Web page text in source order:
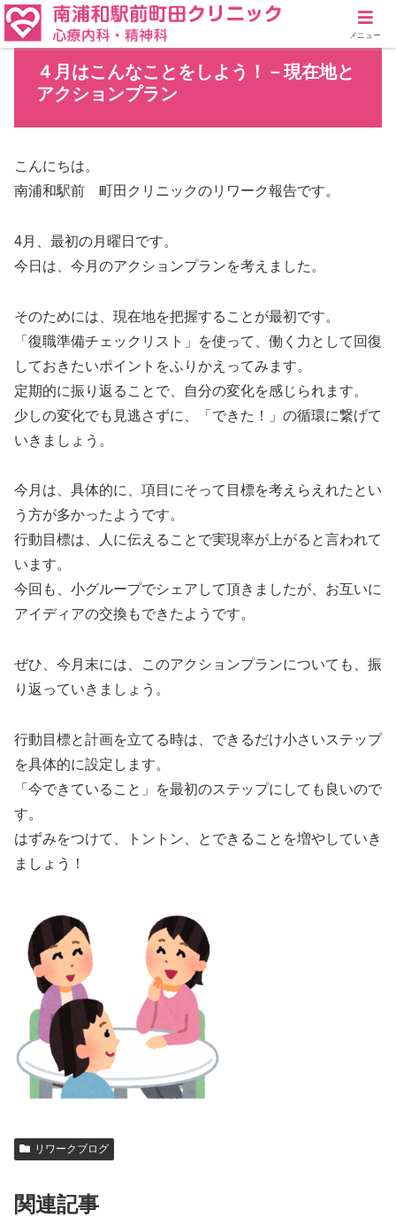
４月はこんなことをしよう！－現在地と
アクションプラン
こんにちは。
南浦和駅前 町田クリニックのリワーク報告です。
4月、最初の月曜日です。
今日は、今月のアクションプランを考えました。
そのためには、現在地を把握することが最初です。
「復職準備チェックリスト」を使って、働く力として回復
しておきたいポイントをふりかえってみます。
定期的に振り返ることで、自分の変化を感じられます。
少しの変化でも見逃さずに、「できた！」の循環に繋げて
いきましょう。
今月は、具体的に、項目にそって目標を考えらえれたとい
う方が多かったようです。
行動目標は、人に伝えることで実現率が上がると言われて
います。
今回も、小グループでシェアして頂きましたが、お互いに
アイディアの交換もできたようです。
ぜひ、今月末には、このアクションプランについても、振
り返っていきましょう。
行動目標と計画を立てる時は、できるだけ小さいステップ
を具体的に設定します。
「今できていること」を最初のステップにしても良いので
す。
はずみをつけて、トントン、とできることを増やしていき
ましょう！
リワークブログ
関連記事
メニュー